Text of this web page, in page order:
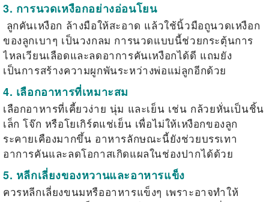
3. การนวดเหงือกอย่างอ่อนโยน
ลูกคันเหงือก ล้างมือให้สะอาด แล้วใช้นิ้วมือถูนวดเหงือก
ของลูกเบาๆ เป็นวงกลม การนวดแบบนี้ช่วยกระตุ้นการ
ไหลเวียนเลือดและลดอาการคันเหงือกได้ดี แถมยัง
เป็นการสร้างความผูกพันระหว่างพ่อแม่ลูกอีกด้วย
4. เลือกอาหารที่เหมาะสม
เลือกอาหารที่เคี้ยวง่าย นุ่ม และเย็น เช่น กล้วยหั่นเป็นชิ้น
เล็ก โจ๊ก หรือโยเกิร์ตแช่เย็น เพื่อไม่ให้เหงือกของลูก
ระคายเคืองมากขึ้น อาหารลักษณะนี้ยังช่วยบรรเทา
อาการคันและลดโอกาสเกิดแผลในช่องปากได้ด้วย
5. หลีกเลี่ยงของหวานและอาหารแข็ง
ควรหลีกเลี่ยงขนมหรืออาหารแข็งๆ เพราะอาจทำให้